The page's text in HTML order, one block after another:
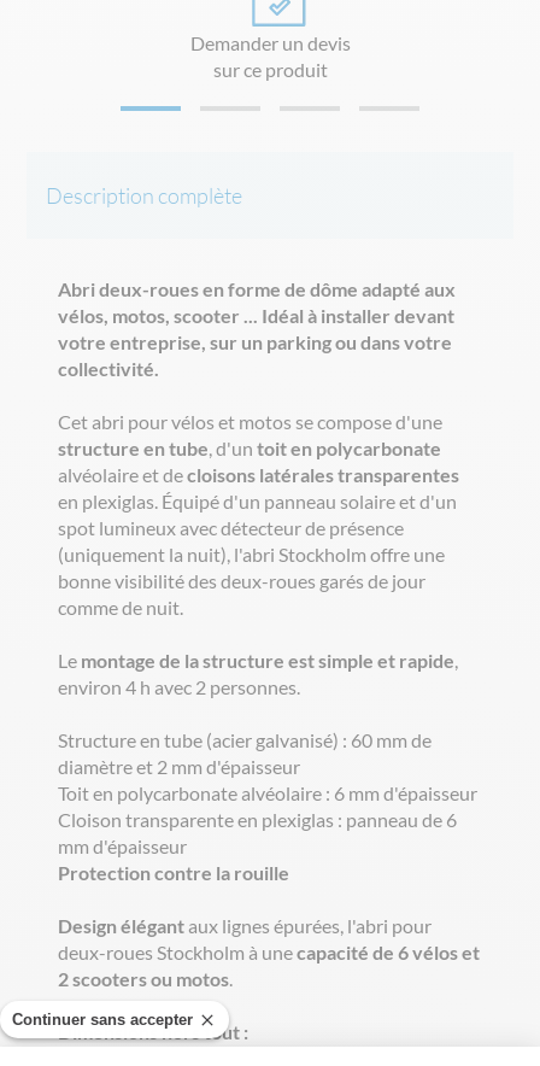
Continuer sans accepter
Demander un devis
sur ce produit
Description complète
Abri deux-roues en forme de dôme adapté aux
vélos, motos, scooter ... Idéal à installer devant
votre entreprise, sur un parking ou dans votre
collectivité.
Cet abri pour vélos et motos se compose d'une
structure en tube, d'un toit en polycarbonate
alvéolaire et decloisons latérales transparentes
en plexiglas. Équipé d'un panneau solaire et d'un
spot lumineux avec détecteur de présence
(uniquement la nuit), l'abri Stockholm offre une
bonne visibilité des deux-roues garés de jour
comme de nuit.
Le montage de la structure est simple et rapide,
environ 4 h avec 2 personnes.
Structure en tube (acier galvanisé) : 60 mm de
diamètre et 2 mm d'épaisseur
Toit en polycarbonate alvéolaire : 6 mm d'épaisseur
Cloison transparente en plexiglas : panneau de 6
mm d'épaisseur
Protection contre la rouille
Design élégant aux lignes épurées, l'abri pour
deux-roues Stockholm à unecapacité de 6 vélos et
2 scooters ou motos.
Dimensions hors tout :